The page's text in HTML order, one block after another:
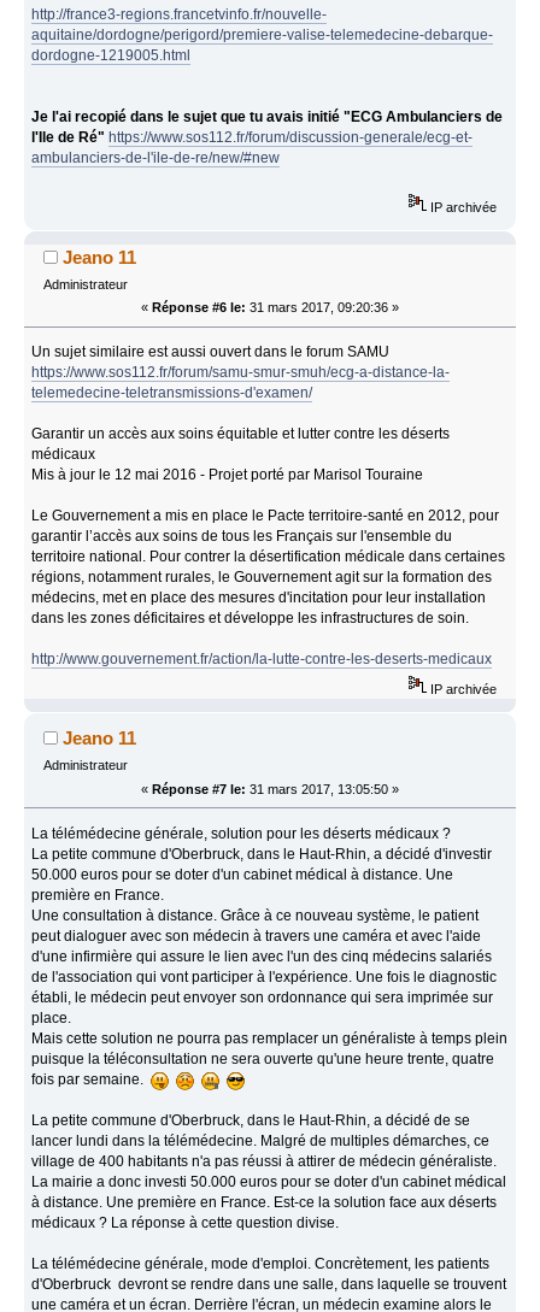
http://france3-regions.francetvinfo.fr/nouvelle-
aquitaine/dordogne/perigord/premiere-valise-telemedecine-debarque-
dordogne-1219005.html
Je l'ai recopié dans le sujet que tu avais initié "ECG Ambulanciers de
l'Ile de Ré" https://www.sos112.fr/forum/discussion-generale/ecg-et-
ambulanciers-de-l'ile-de-re/new/#new
IP archivée
Jeano 11
Administrateur
« Réponse #6 le: 31 mars 2017, 09:20:36 »
Un sujet similaire est aussi ouvert dans le forum SAMU
https://www.sos112.fr/forum/samu-smur-smuh/ecg-a-distance-la-
telemedecine-teletransmissions-d'examen/
Garantir un accès aux soins équitable et lutter contre les déserts
médicaux
Mis à jour le 12 mai 2016 - Projet porté par Marisol Touraine
Le Gouvernement a mis en place le Pacte territoire-santé en 2012, pour
garantir l’accès aux soins de tous les Français sur l'ensemble du
territoire national. Pour contrer la désertification médicale dans certaines
régions, notamment rurales, le Gouvernement agit sur la formation des
médecins, met en place des mesures d'incitation pour leur installation
dans les zones déficitaires et développe les infrastructures de soin.
http://www.gouvernement.fr/action/la-lutte-contre-les-deserts-medicaux
IP archivée
Jeano 11
Administrateur
« Réponse #7 le: 31 mars 2017, 13:05:50 »
La télémédecine générale, solution pour les déserts médicaux ?
La petite commune d'Oberbruck, dans le Haut-Rhin, a décidé d'investir
50.000 euros pour se doter d'un cabinet médical à distance. Une
première en France.
Une consultation à distance. Grâce à ce nouveau système, le patient
peut dialoguer avec son médecin à travers une caméra et avec l'aide
d'une infirmière qui assure le lien avec l'un des cinq médecins salariés
de l'association qui vont participer à l'expérience. Une fois le diagnostic
établi, le médecin peut envoyer son ordonnance qui sera imprimée sur
place.
Mais cette solution ne pourra pas remplacer un généraliste à temps plein
puisque la téléconsultation ne sera ouverte qu'une heure trente, quatre
fois par semaine.
La petite commune d'Oberbruck, dans le Haut-Rhin, a décidé de se
lancer lundi dans la télémédecine. Malgré de multiples démarches, ce
village de 400 habitants n'a pas réussi à attirer de médecin généraliste.
La mairie a donc investi 50.000 euros pour se doter d'un cabinet médical
à distance. Une première en France. Est-ce la solution face aux déserts
médicaux ? La réponse à cette question divise.
La télémédecine générale, mode d'emploi. Concrètement, les patients
d'Oberbruck devront se rendre dans une salle, dans laquelle se trouvent
une caméra et un écran. Derrière l'écran, un médecin examine alors le